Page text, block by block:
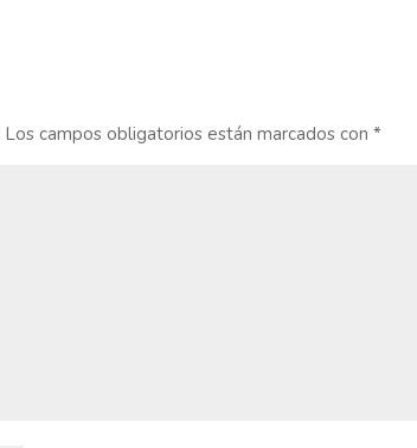
Los campos obligatorios están marcados con*